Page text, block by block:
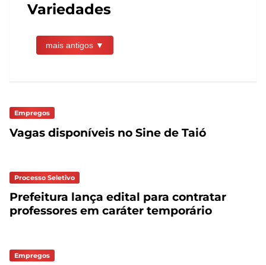
Variedades
mais antigos ▼
Empregos
Vagas disponíveis no Sine de Taió
Processo Seletivo
Prefeitura lança edital para contratar
professores em caráter temporário
Empregos